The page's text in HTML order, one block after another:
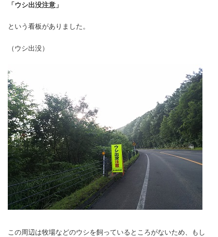
「ウシ出没注意」
という看板がありました。
（ウシ出没）
この周辺は牧場などのウシを飼っているところがないため、もし